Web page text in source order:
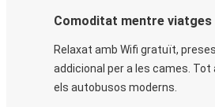
Comoditat mentre viatges
Relaxat amb Wifi gratuït,
addicional per a les cames. Tot
els autobusos moderns.